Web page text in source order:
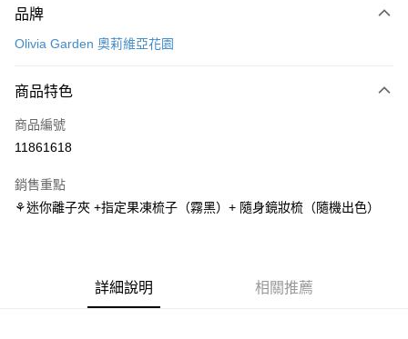
信用卡一次付款
Apple Pay
街口支付
Google Pay
品牌
Olivia Garden 奧莉維亞花園
商品特色
商品編號
11861618
銷售重點
⚘️迷你離子夾 +指定果凍梳子（霧黑）+ 隨身鏡妝梳（隨機出色）
詳細說明 相關推薦